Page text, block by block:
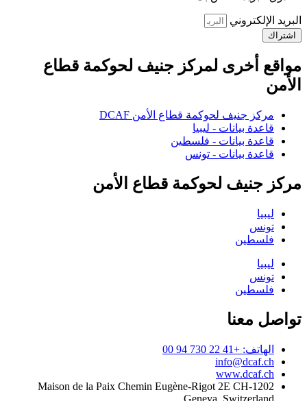
البريد الإلكتروني
اشتراك
مواقع أخرى لمركز جنيف لحوكمة قطاع
الأمن
مركز جنيف لحوكمة قطاع الأمن DCAF
قاعدة بيانات - ليبيا
قاعدة بيانات - فلسطين
قاعدة بيانات - تونس
مركز جنيف لحوكمة قطاع الأمن
ليبيا
تونس
فلسطين
ليبيا
تونس
فلسطين
تواصل معنا
الهاتف: +41 22 730 94 00
info@dcaf.ch
www.dcaf.ch
Maison de la Paix Chemin Eugène-Rigot 2E CH-1202
Geneva, Switzerland